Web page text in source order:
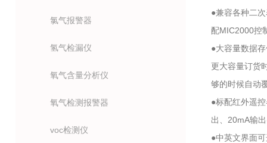
氯气报警器
氢气检漏仪
氧气含量分析仪
氧气检测报警器
voc检测仪
●兼容各种二
配MIC2000控
●大容量数据
更大容量订货
够的时候自动
●标配红外遥
出、20mA输
●中英文界面